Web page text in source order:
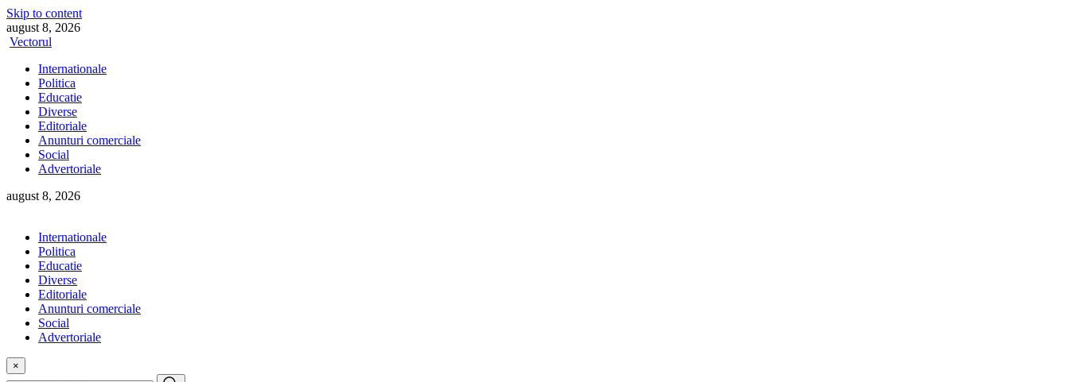
Skip to content
august 8, 2026
Vectorul
Internationale
Politica
Educatie
Diverse
Editoriale
Anunturi comerciale
Social
Advertoriale
august 8, 2026
Internationale
Politica
Educatie
Diverse
Editoriale
Anunturi comerciale
Social
Advertoriale
×